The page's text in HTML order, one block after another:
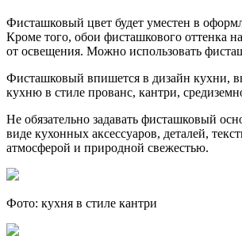
Фисташковый цвет будет уместен в
Кроме того, обои фисташкового оттенка
от освещения. Можно использовать
Фисташковый впишется в дизайн кухни,
кухню в стиле прованс, кантри,
Не обязательно задавать фисташковый
виде кухонных аксессуаров, деталей,
атмосферой и природной свежестью.
Фото: кухня в стиле кантри